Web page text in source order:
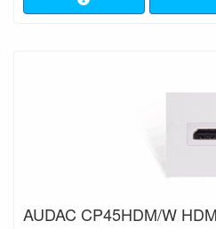
AUDAC CP45HDM/W